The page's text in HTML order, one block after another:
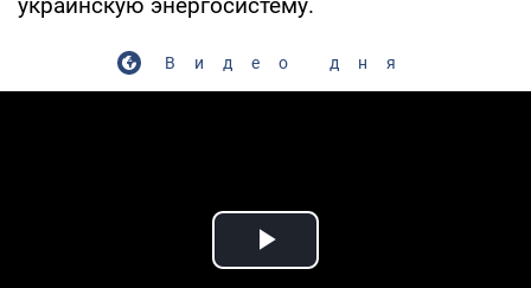
Видео дня
Play Video